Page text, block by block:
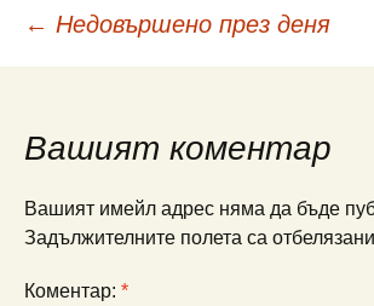
Навигация
публикациите
← Недовършено през деня
Вашият коментар
Вашият имейл адрес няма да бъде
Задължителните полета са
Коментар: *